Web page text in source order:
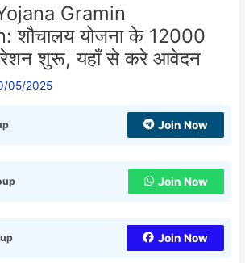
Gramin
शौचालय योजना के 12000
शुरू, यहाँ से करे आवेदन
05/2025
Join Now
Join Now
Join Now